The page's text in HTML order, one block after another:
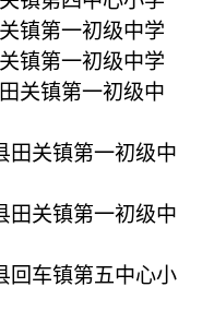
镇第一初级中学
镇第一初级中学
关镇第一初级中
田关镇第一初级中
田关镇第一初级中
回车镇第五中心小